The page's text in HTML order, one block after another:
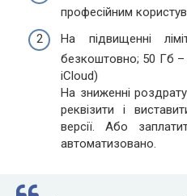
професійним
На підвищенні
безкоштовно; 50 Гб –
iCloud)
На зниженні
реквізити і
версії. Або
автоматизовано.